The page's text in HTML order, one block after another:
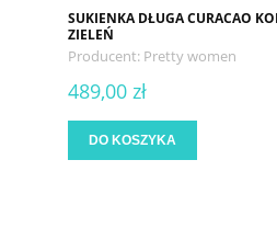
SUKIENKA DŁUGA CURACAO
ZIELEŃ
Producent: Pretty women
489,00 zł
DO KOSZYKA